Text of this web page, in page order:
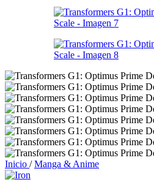
Inicio / Manga & Anime